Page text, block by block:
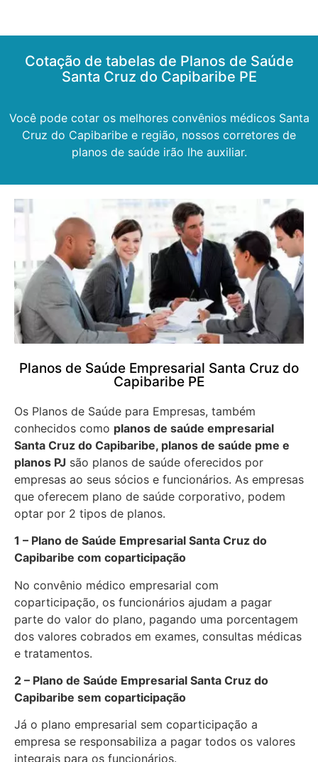
Cotação de tabelas de Planos de Saúde
Santa Cruz do Capibaribe PE
Você pode cotar os melhores convênios médicos Santa
Cruz do Capibaribe e região, nossos corretores de
planos de saúde irão lhe auxiliar.
Planos de Saúde Empresarial Santa Cruz do
Capibaribe PE
Os Planos de Saúde para Empresas, também
conhecidos como planos de saúde empresarial
Santa Cruz do Capibaribe, planos de saúde pme e
planos PJ são planos de saúde oferecidos por
empresas ao seus sócios e funcionários. As empresas
que oferecem plano de saúde corporativo, podem
optar por 2 tipos de planos.
1 – Plano de Saúde Empresarial Santa Cruz do
Capibaribe com coparticipação
No convênio médico empresarial com
coparticipação, os funcionários ajudam a pagar
parte do valor do plano, pagando uma porcentagem
dos valores cobrados em exames, consultas médicas
e tratamentos.
2 – Plano de Saúde Empresarial Santa Cruz do
Capibaribe sem coparticipação
Já o plano empresarial sem coparticipação a
empresa se responsabiliza a pagar todos os valores
integrais para os funcionários.